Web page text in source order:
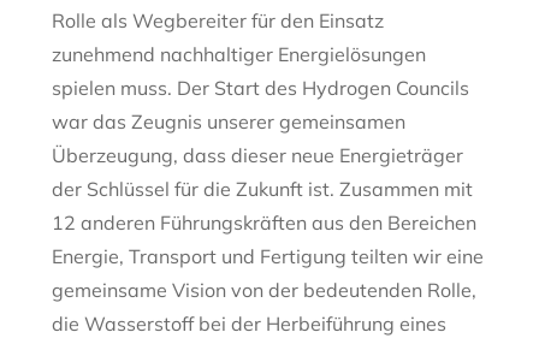
Rolle als Wegbereiter für den Einsatz
zunehmend nachhaltiger Energielösungen
spielen muss. Der Start des Hydrogen Councils
war das Zeugnis unserer gemeinsamen
Überzeugung, dass dieser neue Energieträger
der Schlüssel für die Zukunft ist. Zusammen mit
12 anderen Führungskräften aus den Bereichen
Energie, Transport und Fertigung teilten wir eine
gemeinsame Vision von der bedeutenden Rolle,
die Wasserstoff bei der Herbeiführung eines